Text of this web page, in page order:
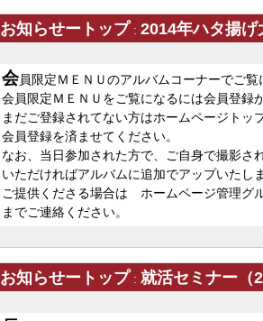
お知らせートップ : 2014年ハタ揚
会員限定ＭＥＮＵのアルバムコーナーでご覧
会員限定ＭＥＮＵをご覧になるには会員登録
まだご登録されてない方はホームページト
会員登録を済ませてください。
なお、当日参加された方で、ご自身で撮影さ
いただければアルバムに追加でアップいたし
ご提供くださる場合は ホームページ管理
までご連絡ください。
お知らせートップ : 就活セミナー（